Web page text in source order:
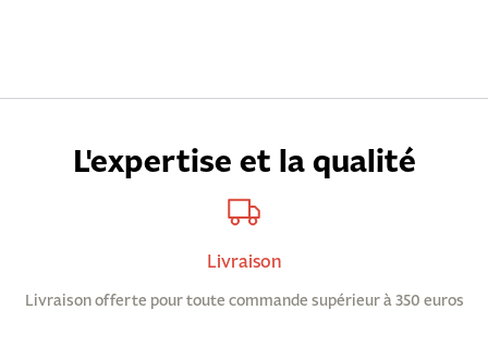
L'expertise et la qualité
Livraison
Livraison offerte pour toute commande supérieur à 350 euros